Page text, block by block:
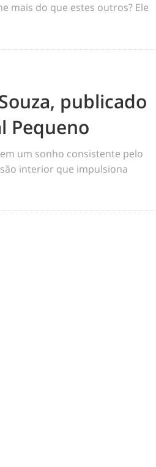
mais do que estes outros? Ele
publicado
Pequeno
tem um sonho consistente pelo
interior que impulsiona